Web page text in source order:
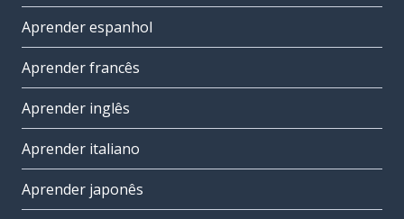
Aprender espanhol
Aprender francês
Aprender inglês
Aprender italiano
Aprender japonês